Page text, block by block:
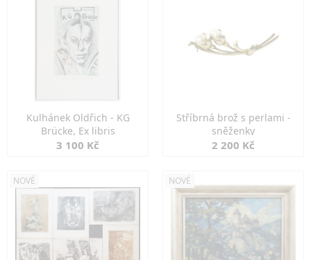
Kulhánek Oldřich - KG
Brücke, Ex libris
3 100 Kč
Stříbrná brož s perlami -
sněženky
2 200 Kč
NOVÉ NOVÉ